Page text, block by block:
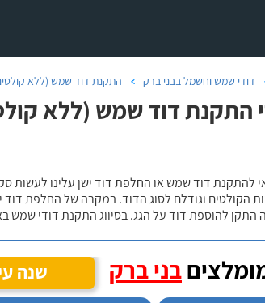
דודי שמש וחשמל בבני ברק התקנת דוד שמש (ללא
התקנת דוד שמש (ללא
להתקנת דוד שמש או החלפת דוד ישן עלינו
הקולטים וגודלם לסוג הדוד. במקרה של החלפת
להוספת דוד על הגג. בסיווג התקנת דודי שמש
בני ברק שנה